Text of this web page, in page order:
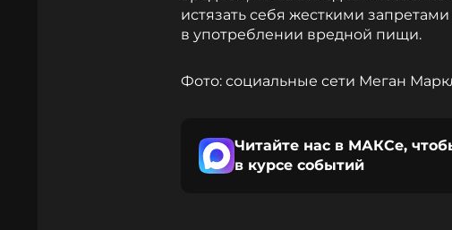
истязать себя жесткими
в употреблении вредной пищи.
Фото: социальные сети Меган
Читайте нас в МАКСе,
в курсе событий